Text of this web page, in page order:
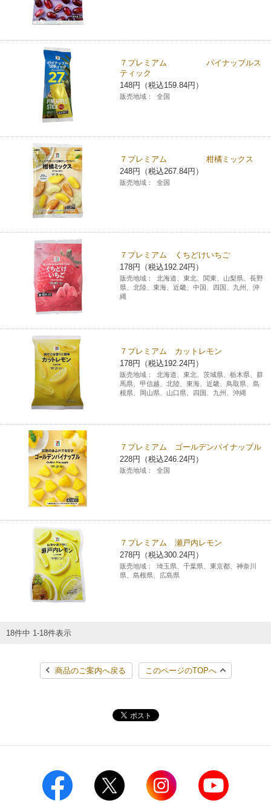
７プレミアム パイナップルス
ティック
148円（税込159.84円）
販売地域： 全国
７プレミアム 柑橘ミックス
248円（税込267.84円）
販売地域： 全国
７プレミアム くちどけいちご
178円（税込192.24円）
販売地域：
北海道、東北、関東、山梨県、長野
県、北陸、東海、近畿、中国、四国、九州、沖
縄
７プレミアム カットレモン
178円（税込192.24円）
販売地域：
北海道、東北、茨城県、栃木県、群
馬県、甲信越、北陸、東海、近畿、鳥取県、島
根県、岡山県、山口県、四国、九州、沖縄
７プレミアム ゴールデンパイナップル
228円（税込246.24円）
販売地域： 全国
７プレミアム 瀬戸内レモン
278円（税込300.24円）
販売地域：
埼玉県、千葉県、東京都、神奈川
県、島根県、広島県
18件中 1-18件表示
商品のご案内へ戻る このページのTOPへ